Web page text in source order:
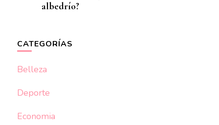
albedrío?
CATEGORÍAS
Belleza
Deporte
Economia